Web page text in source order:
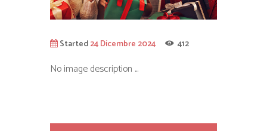
Started24 Dicembre 2024 412
No image description ...